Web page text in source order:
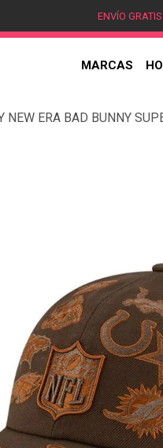
ENVÍO
MARCAS
NEW ERA BAD BUNNY